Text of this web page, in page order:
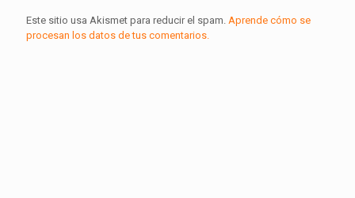
Este sitio usa Akismet para reducir el spam. Aprende cómo se
procesan los datos de tus comentarios.